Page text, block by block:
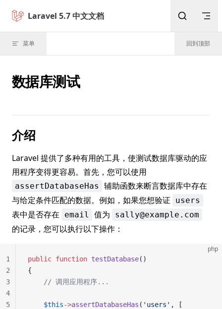
Skip to content
Laravel 5.7 中文文档
菜单 回到顶部
数据库测试
介绍
Laravel 提供了多种有用的工具，使测试数据库驱动的应
用程序变得更容易。首先，您可以使用
assertDatabaseHas
辅助函数来断言数据库中存在
与给定条件匹配的数据。例如，如果您想验证
users
表中是否存在 email 值为 sally@example.com
的记录，您可以执行以下操作：
php
public function testDatabase()
{
    // 调用应用程序...
    $this
->assertDatabaseHas ( 'users' , [
1
2
3
4
5